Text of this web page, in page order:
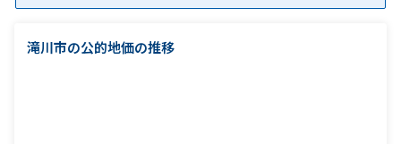
滝川市の公的地価の推移